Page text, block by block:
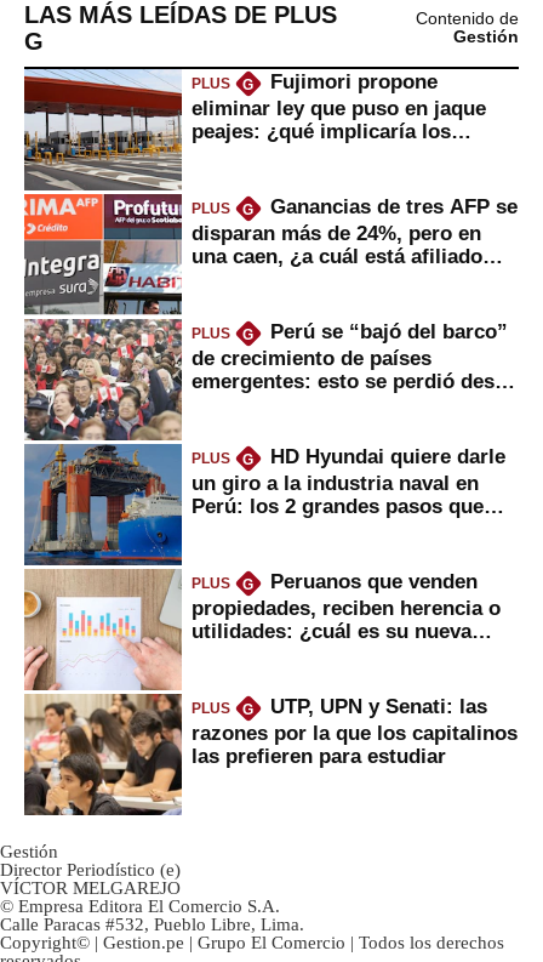
LAS MÁS LEÍDAS DE PLUS
G
Contenido de
Gestión
PLUS G
Fujimori propone
eliminar ley que puso en jaque
peajes: ¿qué implicaría los
PLUS G
Ganancias de tres AFP se
disparan más de 24%, pero en
una caen, ¿a cuál está afiliado
PLUS G
Perú se “bajó del barco”
de crecimiento de países
emergentes: esto se perdió desde
PLUS G
HD Hyundai quiere darle
un giro a la industria naval en
Perú: los 2 grandes pasos que
PLUS G
Peruanos que venden
propiedades, reciben herencia o
utilidades: ¿cuál es su nueva
PLUS G
UTP, UPN y Senati: las
razones por la que los capitalinos
las prefieren para estudiar
Gestión
Director Periodístico (e)
VÍCTOR MELGAREJO
© Empresa Editora El Comercio S.A.
Calle Paracas #532, Pueblo Libre, Lima.
Copyright© | Gestion.pe | Grupo El Comercio | Todos los derechos